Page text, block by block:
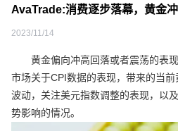
AvaTrade:消费逐步落幕，黄金
2023/11/14
黄金偏向冲高回落或者震荡的表现
市场关于CPI数据的表现，带来的当
波动，关注美元指数调整的表现，以
势影响的情况。